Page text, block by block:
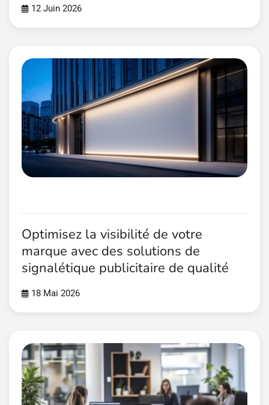
12 Juin 2026
Optimisez la visibilité de votre
marque avec des solutions de
signalétique publicitaire de qualité
18 Mai 2026